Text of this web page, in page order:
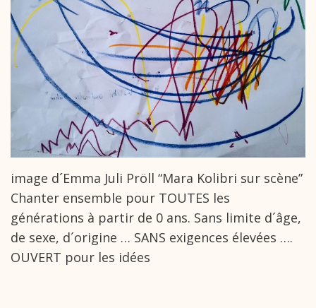
image d´Emma Juli Pröll “Mara Kolibri sur scène”
Chanter ensemble pour TOUTES les
générations à partir de 0 ans. Sans limite d´âge,
de sexe, d´origine … SANS exigences élevées ….
OUVERT pour les idées